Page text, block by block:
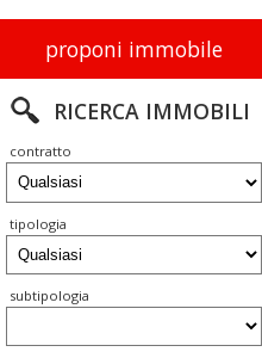
proponi immobile
RICERCA IMMOBILI
contratto
tipologia
subtipologia